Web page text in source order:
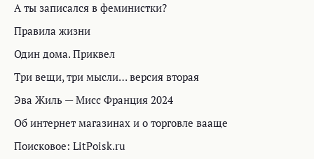
А ты записался в феминистки?
Правила жизни
Один дома. Приквел
Три вещи, три мысли… версия вторая
Эва Жиль — Мисс Франция 2024
Об интернет магазинах и о торговле вааще
Поисковое: LitPoisk.ru